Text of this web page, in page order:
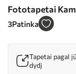
Fototapetai
3Patinka
Tapetai pagal
dydį